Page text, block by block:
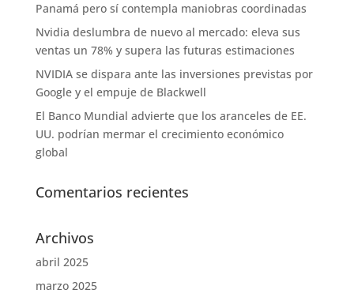
Panamá pero sí contempla maniobras coordinadas
Nvidia deslumbra de nuevo al mercado: eleva sus
ventas un 78% y supera las futuras estimaciones
NVIDIA se dispara ante las inversiones previstas por
Google y el empuje de Blackwell
El Banco Mundial advierte que los aranceles de EE.
UU. podrían mermar el crecimiento económico
global
Comentarios recientes
Archivos
abril 2025
marzo 2025